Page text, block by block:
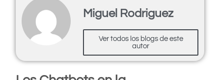
Miguel Rodriguez
Ver todos los blogs de este
autor